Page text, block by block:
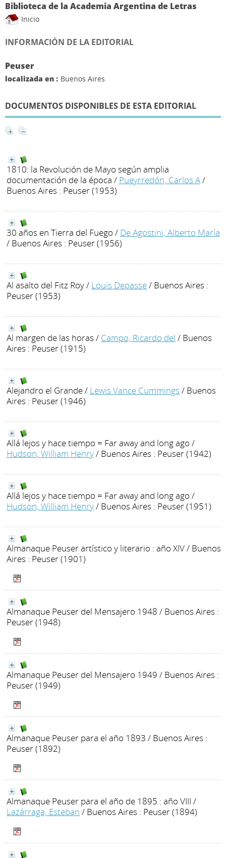
Biblioteca de la Academia Argentina de Letras
Inicio
INFORMACIÓN DE LA EDITORIAL
Peuser
localizada en : Buenos Aires
DOCUMENTOS DISPONIBLES DE ESTA EDITORIAL
1810: la Revolución de Mayo según amplia
documentación de la época / Pueyrredón, Carlos A/
Buenos Aires : Peuser (1953)
30 años en Tierra del Fuego / De Agostini, Alberto María
/ Buenos Aires : Peuser (1956)
Al asalto del Fitz Roy/ Louis Depasse/ Buenos Aires :
Peuser (1953)
Al margen de las horas / Campo, Ricardo del / Buenos
Aires : Peuser (1915)
Alejandro el Grande/ Lewis Vance Cummings / Buenos
Aires : Peuser (1946)
Allá lejos y hace tiempo = Far away and long ago /
Hudson, William Henry/ Buenos Aires : Peuser (1942)
Allá lejos y hace tiempo = Far away and long ago /
Hudson, William Henry/ Buenos Aires : Peuser (1951)
Almanaque Peuser artístico y literario : año XIV/ Buenos
Aires : Peuser (1901)
Almanaque Peuser del Mensajero 1948 / Buenos Aires :
Peuser (1948)
Almanaque Peuser del Mensajero 1949 / Buenos Aires :
Peuser (1949)
Almanaque Peuser para el año 1893 / Buenos Aires :
Peuser (1892)
Almanaque Peuser para el año de 1895 : año VIII /
Lazárraga, Esteban / Buenos Aires : Peuser (1894)